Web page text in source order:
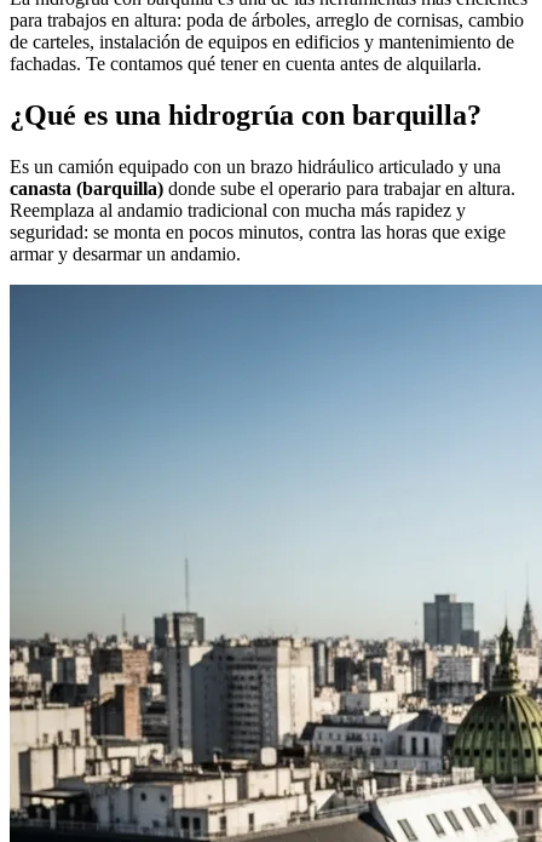
para trabajos en altura: poda de árboles, arreglo de cornisas, cambio
de carteles, instalación de equipos en edificios y mantenimiento de
fachadas. Te contamos qué tener en cuenta antes de alquilarla.
¿Qué es una hidrogrúa con barquilla?
Es un camión equipado con un brazo hidráulico articulado y una
canasta (barquilla) donde sube el operario para trabajar en altura.
Reemplaza al andamio tradicional con mucha más rapidez y
seguridad: se monta en pocos minutos, contra las horas que exige
armar y desarmar un andamio.